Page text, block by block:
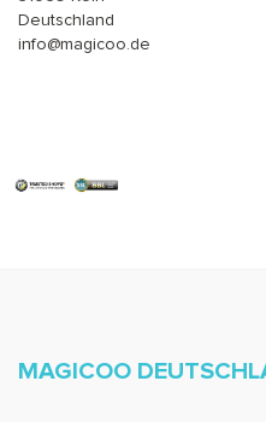
Deutschland
info@magicoo.de
MAGICOO